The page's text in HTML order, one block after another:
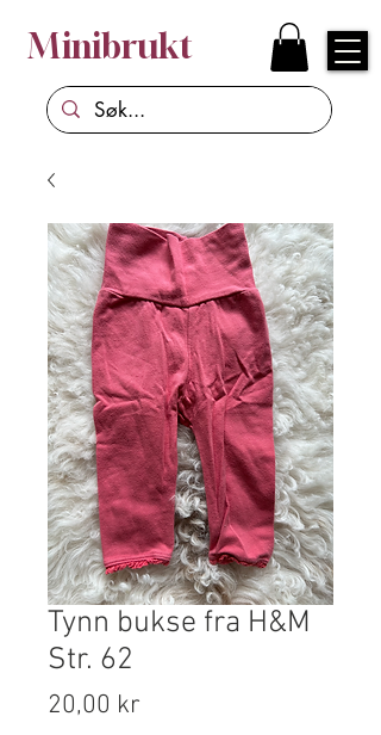
Minibrukt
Tynn bukse fra H&M
Str. 62
20,00 kr